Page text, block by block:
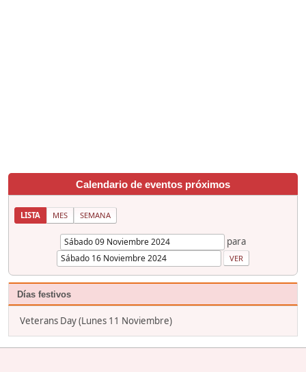
Calendario de eventos próximos
LISTA MES SEMANA
para
Días festivos
Veterans Day (Lunes 11 Noviembre)